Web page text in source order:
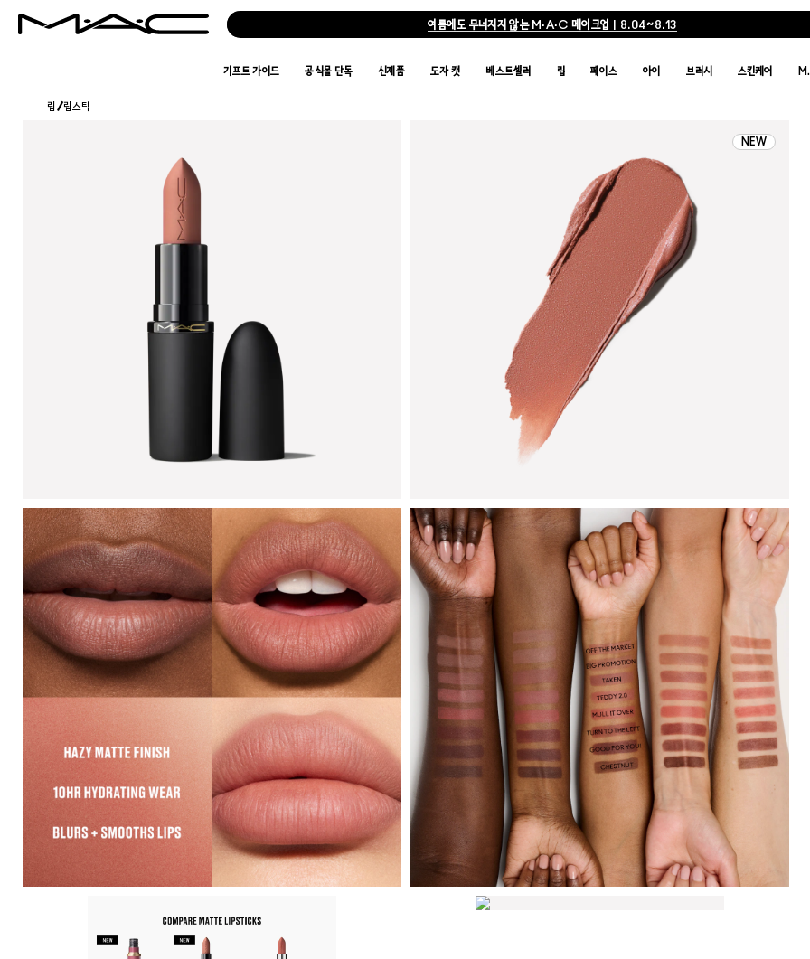
메이크업 제품 2개 구매 시 20% 할인
기프트 가이드 공식몰 단독 신제품 도자 캣 베스트셀러 립 페이스 아이 브러시 스킨케어
립 /립스틱
NEW